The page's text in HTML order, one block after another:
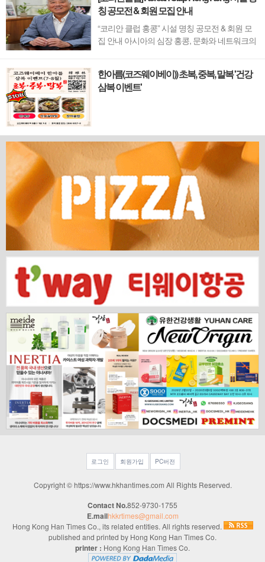
칭 공모전 & 회원 모집 안내
“코리안 클럽 홍콩” 시설 명칭 공모전 & 회원 모
집 안내 아시아의 심장 홍콩, 문화와 네트워크의
홍콩. 이 역동적인 글로벌 허브의 중심에서 한국
의 깊이 있는 문화유산과 세계적 감각을 잇는 새
한아름(코즈웨이베이)) 초복, 중복, 말복 '건강
삼복 이벤트'
로그인 회원가입 PC버전
Copyright © https://www.hkhantimes.com All Rights Reserved.
Contact No.852-9730-1755
E.mailhkkrtimes@gmail.com
Hong Kong Han Times Co., its related entities. All rights reserved.
published and printed by Hong Kong Han Times Co.
printer : Hong Kong Han Times Co.